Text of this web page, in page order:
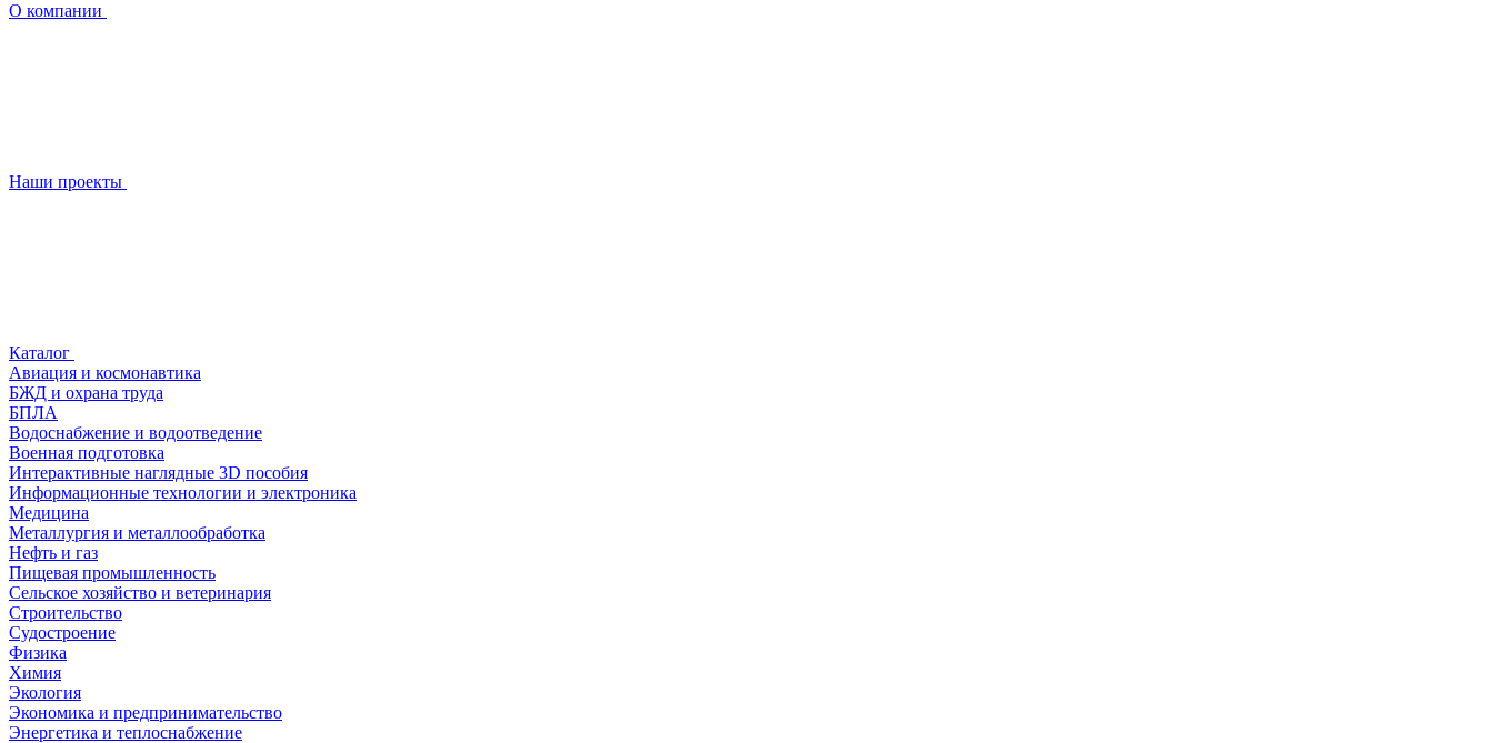
О компании
Наши проекты
Каталог
Авиация и космонавтика
БЖД и охрана труда
БПЛА
Водоснабжение и водоотведение
Военная подготовка
Интерактивные наглядные 3D пособия
Информационные технологии и электроника
Медицина
Металлургия и металлообработка
Нефть и газ
Пищевая промышленность
Сельское хозяйство и ветеринария
Строительство
Судостроение
Физика
Химия
Экология
Экономика и предпринимательство
Энергетика и теплоснабжение